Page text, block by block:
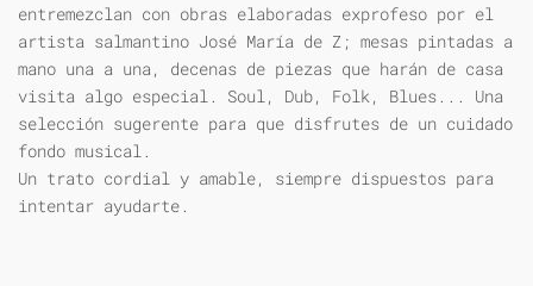
entremezclan con obras elaboradas exprofeso por el
artista salmantino José María de Z; mesas pintadas a
mano una a una, decenas de piezas que harán de casa
visita algo especial. Soul, Dub, Folk, Blues... Una
selección sugerente para que disfrutes de un cuidado
fondo musical.
Un trato cordial y amable, siempre dispuestos para
intentar ayudarte.